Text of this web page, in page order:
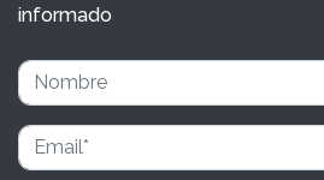
informado